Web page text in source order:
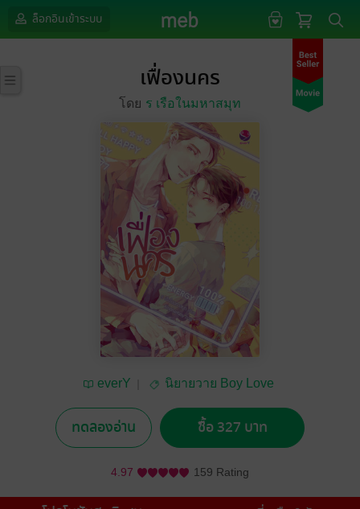
ล็อกอินเข้าระบบ
เฟื่องนคร
โดย ร เรือในมหาสมุท
everY
นิยายวาย Boy Love
ทดลองอ่าน ซื้อ 327 บาท
4.97 159 Rating